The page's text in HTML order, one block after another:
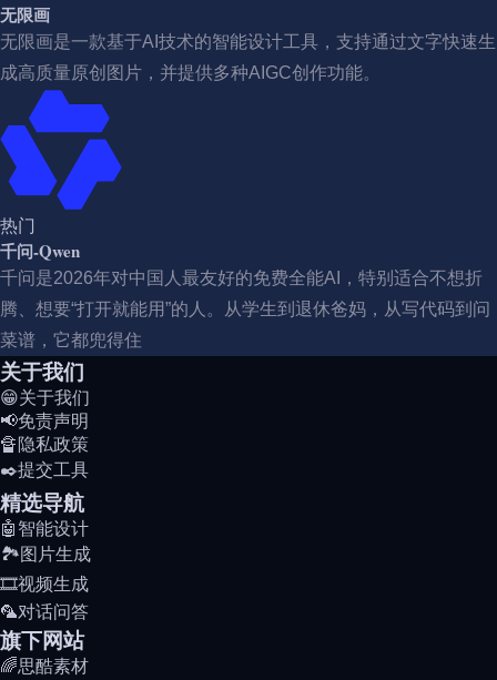
无限画
无限画是一款基于AI技术的智能设计工具，支持通过文字快速生
成高质量原创图片，并提供多种AIGC创作功能。
热门
千问-Qwen
千问是2026年对中国人最友好的免费全能AI，特别适合不想折
腾、想要“打开就能用”的人。从学生到退休爸妈，从写代码到问
菜谱，它都兜得住
关于我们
😁关于我们
📢免责声明
🔏隐私政策
✒️提交工具
精选导航
🤖智能设计
🏞️图片生成
🎞️视频生成
🦜对话问答
旗下网站
🌈思酷素材